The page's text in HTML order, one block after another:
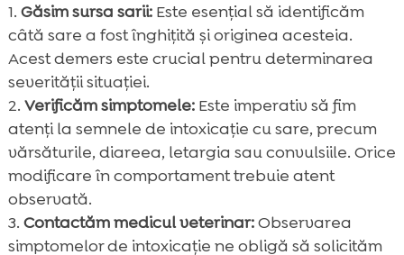
Găsim sursa sarii:Este esențial să identificăm
câtă sare a fost înghițită și originea acesteia.
Acest demers este crucial pentru determinarea
severității situației.
Verificăm simptomele:Este imperativ să fim
atenți la semnele de intoxicație cu sare, precum
vărsăturile, diareea, letargia sau convulsiile. Orice
modificare în comportament trebuie atent
observată.
Contactăm medicul veterinar:Observarea
simptomelor de intoxicație ne obligă să solicităm